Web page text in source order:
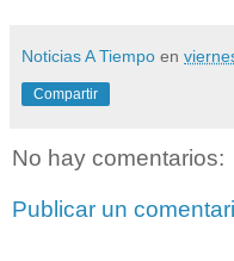
Noticias A Tiempo en
Compartir
No hay comentarios:
Publicar un